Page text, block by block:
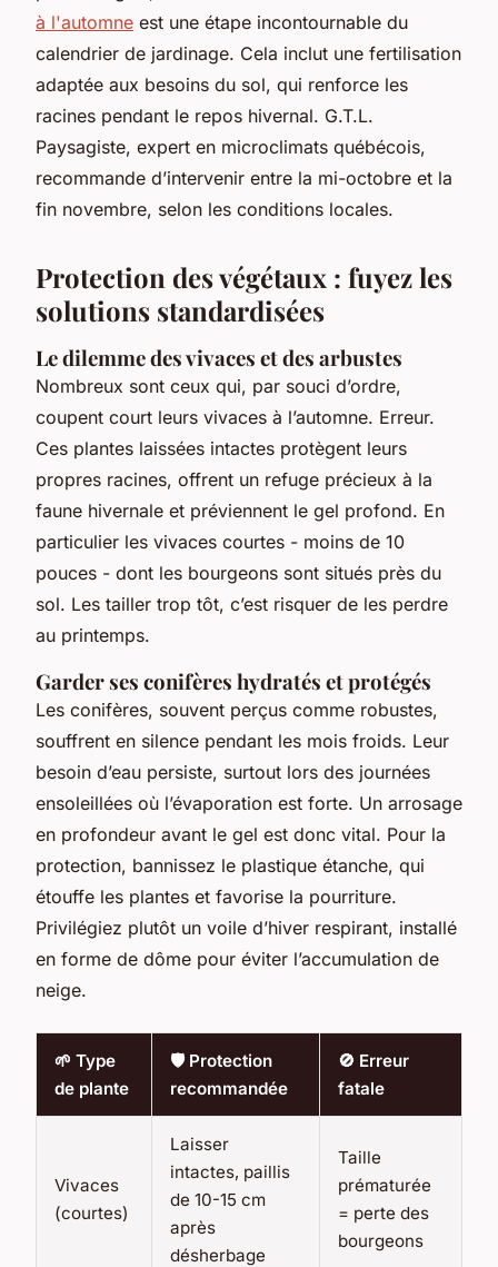
à l'automne est une étape incontournable du
calendrier de jardinage. Cela inclut une fertilisation
adaptée aux besoins du sol, qui renforce les
racines pendant le repos hivernal. G.T.L.
Paysagiste, expert en microclimats québécois,
recommande d’intervenir entre la mi-octobre et la
fin novembre, selon les conditions locales.
Protection des végétaux : fuyez les
solutions standardisées
Le dilemme des vivaces et des arbustes
Nombreux sont ceux qui, par souci d’ordre,
coupent court leurs vivaces à l’automne. Erreur.
Ces plantes laissées intactes protègent leurs
propres racines, offrent un refuge précieux à la
faune hivernale et préviennent le gel profond. En
particulier les vivaces courtes - moins de 10
pouces - dont les bourgeons sont situés près du
sol. Les tailler trop tôt, c’est risquer de les perdre
au printemps.
Garder ses conifères hydratés et protégés
Les conifères, souvent perçus comme robustes,
souffrent en silence pendant les mois froids. Leur
besoin d’eau persiste, surtout lors des journées
ensoleillées où l’évaporation est forte. Un arrosage
en profondeur avant le gel est donc vital. Pour la
protection, bannissez le plastique étanche, qui
étouffe les plantes et favorise la pourriture.
Privilégiez plutôt un voile d’hiver respirant, installé
en forme de dôme pour éviter l’accumulation de
neige.
🌱 Type
de plante
🛡️ Protection
recommandée
🚫 Erreur
fatale
Vivaces
(courtes)
Laisser
intactes, paillis
de 10-15 cm
après
désherbage
Taille
prématurée
= perte des
bourgeons